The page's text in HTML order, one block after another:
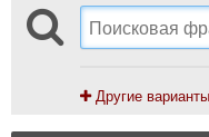
Другие